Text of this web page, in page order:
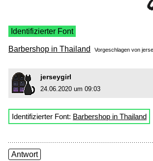
Identifizierter Font
Barbershop in Thailand Vorgeschlagen von
jerseygirl
24.06.2020 um 09:03
Identifizierter Font: Barbershop in Thailand
Antwort